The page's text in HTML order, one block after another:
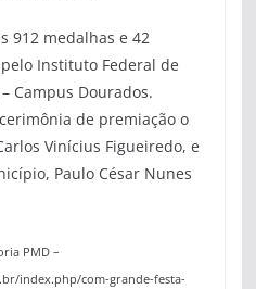
912 medalhas e 42
Instituto Federal de
Campus Dourados.
de premiação o
Vinícius Figueiredo, e
Paulo César Nunes
PMD –
index.php/com-grande-festa-